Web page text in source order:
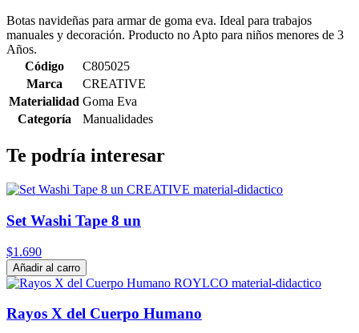
Botas navideñas para armar de goma eva. Ideal para trabajos
manuales y decoración. Producto no Apto para niños menores de 3
Años.
Código
C805025
Marca
CREATIVE
Materialidad Goma Eva
Categoría
Manualidades
Te podría interesar
Set Washi Tape 8 un
$1.690
Añadir al carro
Rayos X del Cuerpo Humano